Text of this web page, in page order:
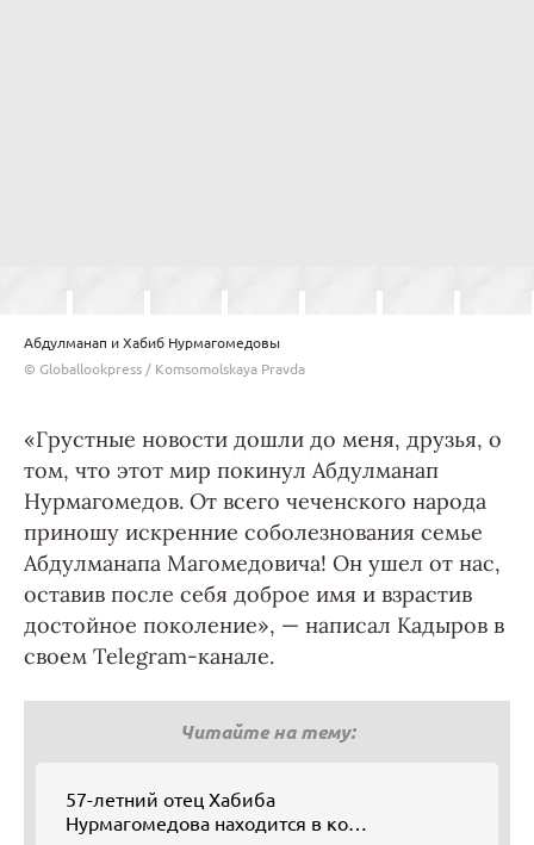
Абдулманап и Хабиб Нурмагомедовы
© Globallookpress / Komsomolskaya Pravda
«Грустные новости дошли до меня, друзья, о
том, что этот мир покинул Абдулманап
Нурмагомедов. От всего чеченского народа
приношу искренние соболезнования семье
Абдулманапа Магомедовича! Он ушел от нас,
оставив после себя доброе имя и взрастив
достойное поколение», — написал Кадыров в
своем Telegram-канале.
Читайте на тему:
57-летний отец Хабиба
Нурмагомедова находится в коме